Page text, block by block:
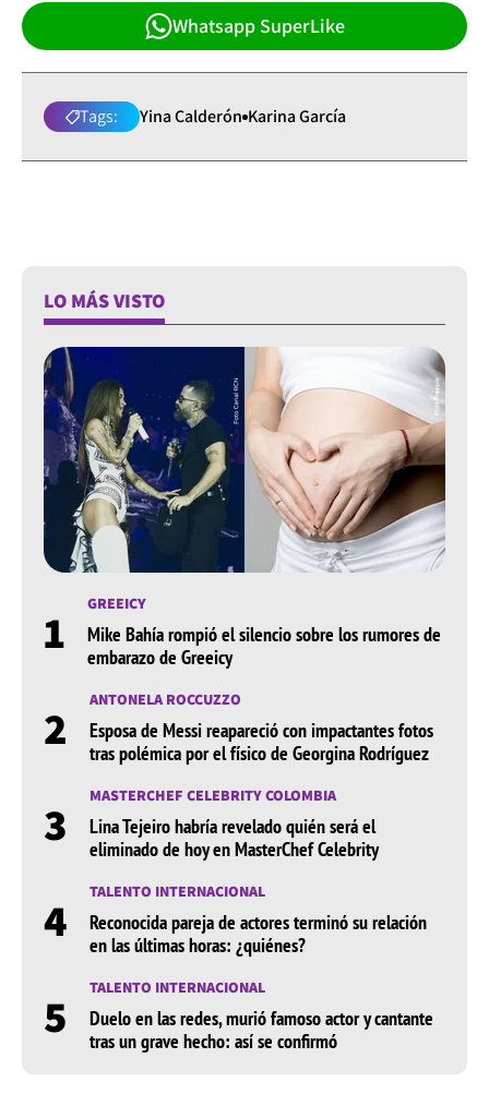
Whatsapp SuperLike
Tags: Yina Calderón Karina García
LO MÁS VISTO
1 GREEICY
Mike Bahía rompió el silencio sobre los rumores de
embarazo de Greeicy
2 ANTONELA ROCCUZZO
Esposa de Messi reapareció con impactantes fotos
tras polémica por el físico de Georgina Rodríguez
3 MASTERCHEF CELEBRITY COLOMBIA
Lina Tejeiro habría revelado quién será el
eliminado de hoy en MasterChef Celebrity
4 TALENTO INTERNACIONAL
Reconocida pareja de actores terminó su relación
en las últimas horas: ¿quiénes?
5 TALENTO INTERNACIONAL
Duelo en las redes, murió famoso actor y cantante
tras un grave hecho: así se confirmó